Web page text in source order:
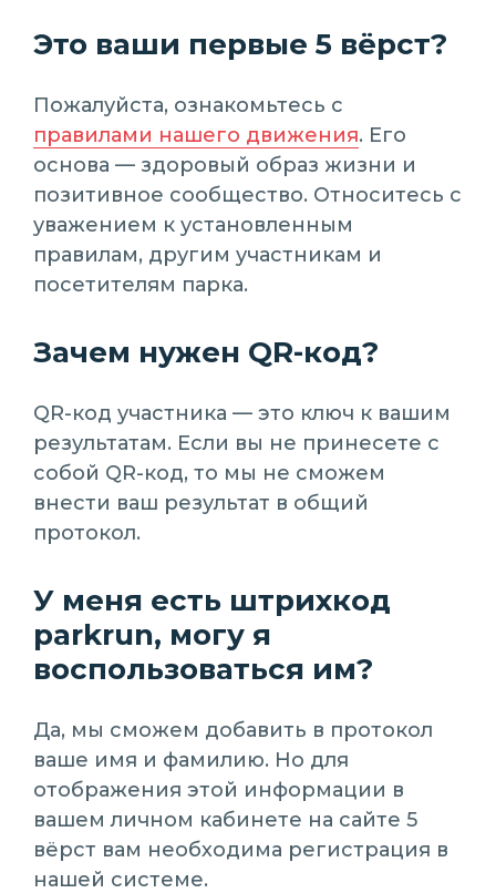
Это ваши первые 5 вёрст?
Пожалуйста, ознакомьтесь с
правилами нашего движения. Его
основа — здоровый образ жизни и
позитивное сообщество. Относитесь с
уважением к установленным
правилам, другим участникам и
посетителям парка.
Зачем нужен QR-код?
QR-код участника — это ключ к вашим
результатам. Если вы не принесете с
собой QR-код, то мы не сможем
внести ваш результат в общий
протокол.
У меня есть штрихкод
parkrun, могу я
воспользоваться им?
Да, мы сможем добавить в протокол
ваше имя и фамилию. Но для
отображения этой информации в
вашем личном кабинете на сайте 5
вёрст вам необходима регистрация в
нашей системе.